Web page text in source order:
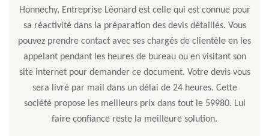
Honnechy, Entreprise Léonard est celle qui est connue pour
sa réactivité dans la préparation des devis détaillés. Vous
pouvez prendre contact avec ses chargés de clientèle en les
appelant pendant les heures de bureau ou en visitant son
site internet pour demander ce document. Votre devis vous
sera livré par mail dans un délai de 24 heures. Cette
société propose les meilleurs prix dans tout le 59980. Lui
faire confiance reste la meilleure solution.